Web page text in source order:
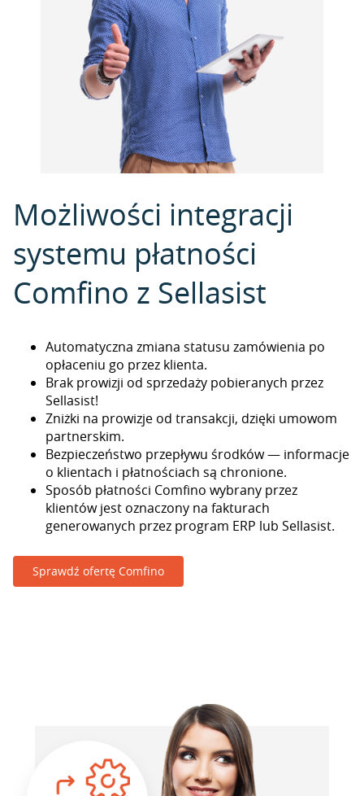
Możliwości integracji
systemu płatności
Comfino z Sellasist
Automatyczna zmiana statusu zamówienia po
opłaceniu go przez klienta.
Brak prowizji od sprzedaży pobieranych przez
Sellasist!
Zniżki na prowizje od transakcji, dzięki umowom
partnerskim.
Bezpieczeństwo przepływu środków — informacje
o klientach i płatnościach są chronione.
Sposób płatności Comfino wybrany przez
klientów jest oznaczony na fakturach
generowanych przez program ERP lub Sellasist.
Sprawdź ofertę Comfino